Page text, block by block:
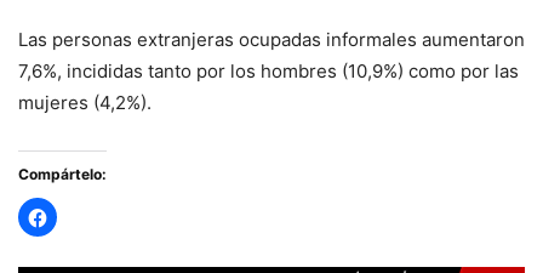
Las personas extranjeras ocupadas informales aumentaron
7,6%, incididas tanto por los hombres (10,9%) como por las
mujeres (4,2%).
Compártelo: